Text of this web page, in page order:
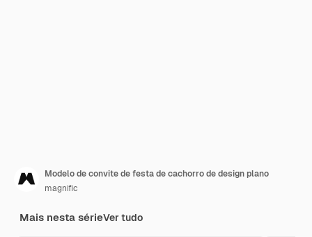
Modelo de convite de festa de cachorro de design plano
magnific
Mais nesta sérieVer tudo